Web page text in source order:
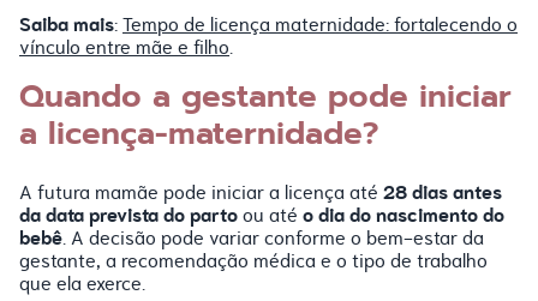
Saiba mais:Tempo de licença maternidade: fortalecendo o
vínculo entre mãe e filho.
Quando a gestante pode iniciar
a licença-maternidade?
A futura mamãe pode iniciar a licença até28 dias antes
da data prevista do partoou atéo dia do nascimento do
bebê. A decisão pode variar conforme o bem-estar da
gestante, a recomendação médica e o tipo de trabalho
que ela exerce.